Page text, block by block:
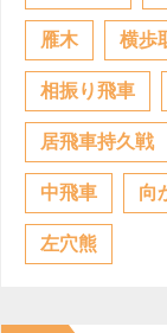
雁木 横歩
相振り飛車
居飛車持久戦
中飛車 向
左穴熊